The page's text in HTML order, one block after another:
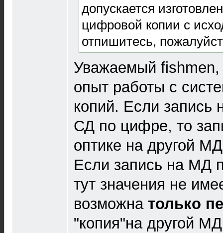
допускается
цифровой копии с
отпишитесь,
Уважаемый fishmen,
опыт работы с
копий. Если запись
СД по цифре, то
оптике на другой
Если запись на МД
тут значения не
возможнатолько
"копия"на другой